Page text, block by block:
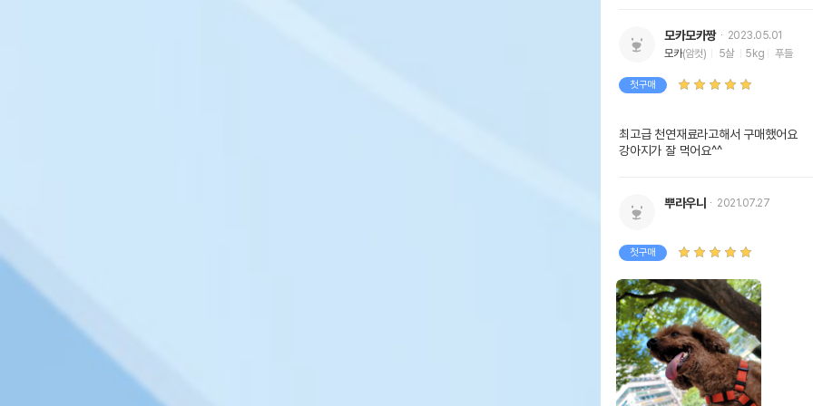
모카모카짱
2023.05.01
모카(암컷) 5살 5kg 푸들
첫구매
최고급 천연재료라고해서 구매했어요
강아지가 잘 먹어요^^
뿌라우니 2021.07.27
첫구매